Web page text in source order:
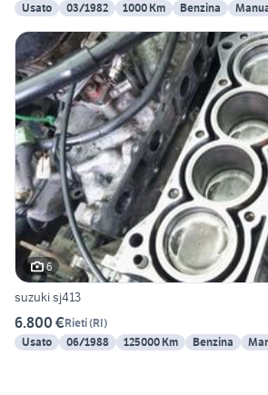
Usato
03/1982 1000 Km Benzina
6
suzuki sj413
6.800 €Rieti(RI)
Usato
06/1988 125000 Km Benzina